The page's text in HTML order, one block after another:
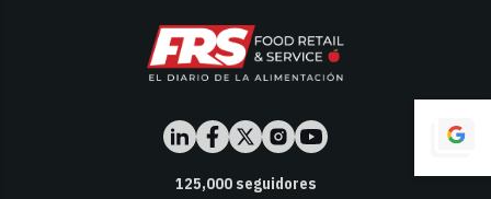
125,000seguidores